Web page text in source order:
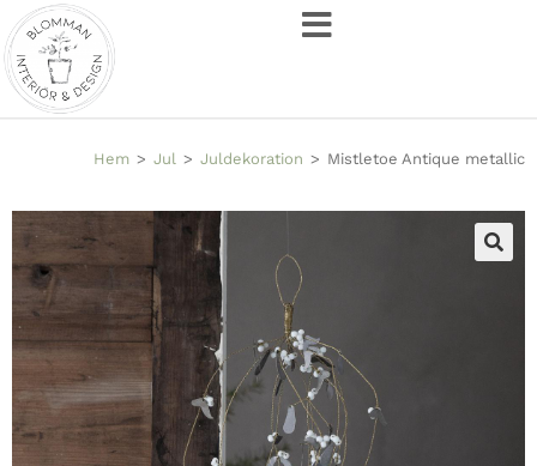
Hem > Jul > Juldekoration > Mistletoe Antique metallic